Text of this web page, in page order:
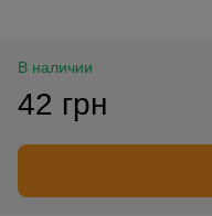
В наличии
42 грн